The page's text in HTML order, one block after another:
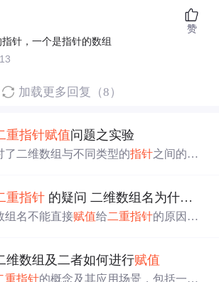
针，一个是指针的数组
赞
加载更多回复（8）
重指针赋值问题之实验
了二维数组与不同类型的指针之间的赋
正确理解数组与 指针的区别的重要性。
重指针 的疑问 二维数组名为什么不能直接
组名不能直接赋值给二重指针的原因，
潜在风险。
维数组及二者如何进行赋值
重指针的概念及其应用场景，包括一维